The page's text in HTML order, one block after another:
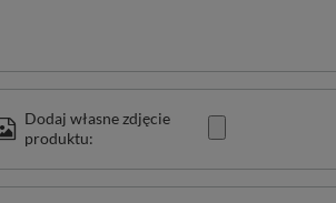
Dodaj własne zdjęcie
produktu: